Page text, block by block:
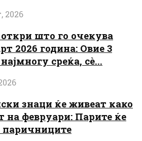
2026
што го очекува
2026 година: Овие 3
среќа, сè...
знаци ќе живеат како
на февруари: Парите ќе